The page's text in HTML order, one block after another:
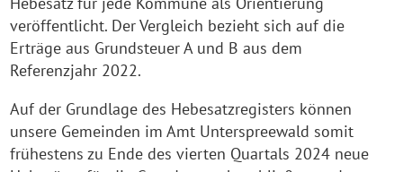
veröffentlicht. Der Vergleich bezieht sich auf die
Erträge aus Grundsteuer A und B aus dem
Referenzjahr 2022.
Auf der Grundlage des Hebesatzregisters können
unsere Gemeinden im Amt Unterspreewald somit
frühestens zu Ende des vierten Quartals 2024 neue